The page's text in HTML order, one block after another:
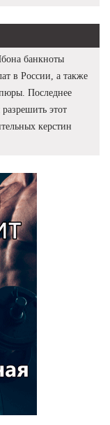
банкноты
в России, а также
Последнее
этот
керстин